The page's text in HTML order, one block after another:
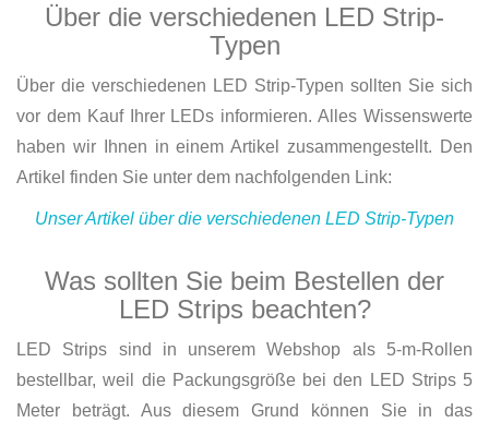
Über die verschiedenen LED Strip-
Typen
Über die verschiedenen LED Strip-Typen sollten Sie sich
vor dem Kauf Ihrer LEDs informieren. Alles Wissenswerte
haben wir Ihnen in einem Artikel zusammengestellt. Den
Artikel finden Sie unter dem nachfolgenden Link:
Unser Artikel über die verschiedenen LED Strip-Typen
Was sollten Sie beim Bestellen der
LED Strips beachten?
LED Strips sind in unserem Webshop als 5-m-Rollen
bestellbar, weil die Packungsgröße bei den LED Strips 5
Meter beträgt. Aus diesem Grund können Sie in das